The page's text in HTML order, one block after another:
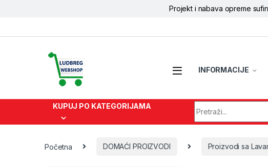
Projekt i nabava opreme
INFORMACIJE
KUPUJ PO KATEGORIJAMA
Početna DOMAĆI PROIZVODI Proizvodi sa